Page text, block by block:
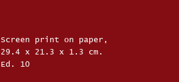
Screen print on paper,
29.4 x 21.3 x 1.3 cm.
Ed. 10